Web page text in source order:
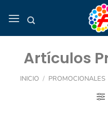
Artículos
INICIO / PROMOCIONALES